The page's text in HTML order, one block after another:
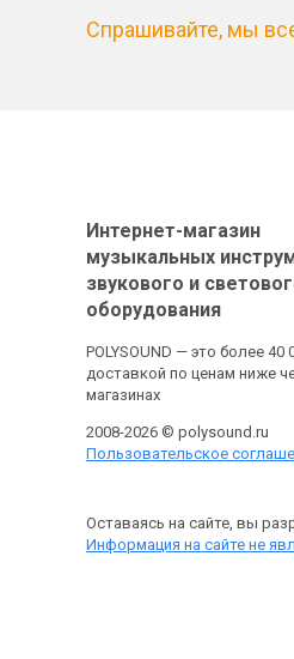
Спрашивайте, мы
Интернет-магазин
музыкальных
звукового и
оборудования
POLYSOUND — это более 40
доставкой по ценам ниже
магазинах
2008-2026 © polysound.ru
Пользовательское
Оставаясь на сайте, вы
Информация на сайте не